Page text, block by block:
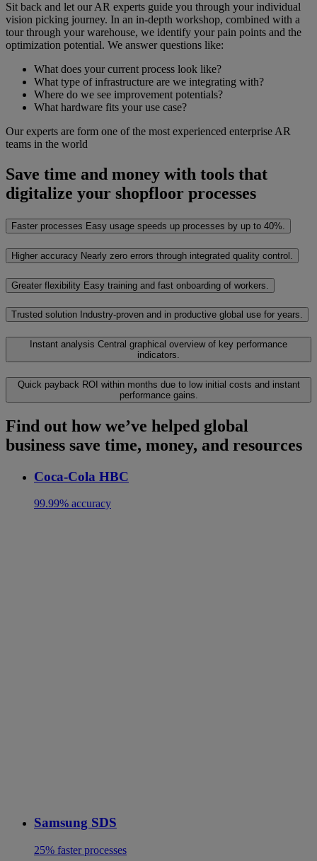
Sit back and let our AR experts guide you through your individual
vision picking journey. In an in-depth workshop, combined with a
tour through your warehouse, we identify your pain points and the
optimization potential. We answer questions like:
What does your current process look like?
What type of infrastructure are we integrating with?
Where do we see improvement potentials?
What hardware fits your use case?
Our experts are form one of the most experienced enterprise AR
teams in the world
Save time and money with tools that
digitalize your shopfloor processes
Faster processes Easy usage speeds up processes by up to 40%.
Higher accuracy Nearly zero errors through integrated quality control.
Greater flexibility Easy training and fast onboarding of workers.
Trusted solution Industry-proven and in productive global use for years.
Instant analysis Central graphical overview of key performance
indicators.
Quick payback ROI within months due to low initial costs and instant
performance gains.
Find out how we’ve helped global
business save time, money, and resources
Coca-Cola HBC
99.99% accuracy
Samsung SDS
25% faster processes